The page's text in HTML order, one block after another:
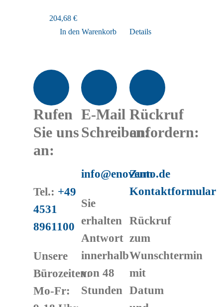
204,68€
In den Warenkorb
Details
Rufen
Sie uns
an:
Tel.: +49
4531
8961100
Unsere
Bürozeiten:
Mo-Fr:
E-Mail
Schreiben:
info@enovento.de
Sie
erhalten
Antwort
innerhalb
von 48
Stunden
Rückruf
anfordern:
Zum
Kontaktformular
Rückruf
zum
Wunschtermin
mit
Datum